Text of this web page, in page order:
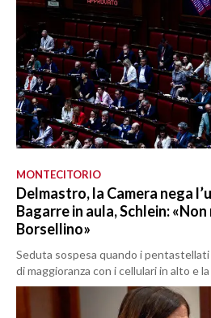
MONTECITORIO
Delmastro, la Camera nega
Bagarre in aula, Schlein:
Borsellino»
Seduta sospesa quando i
di maggioranza con i cellulari in alto e